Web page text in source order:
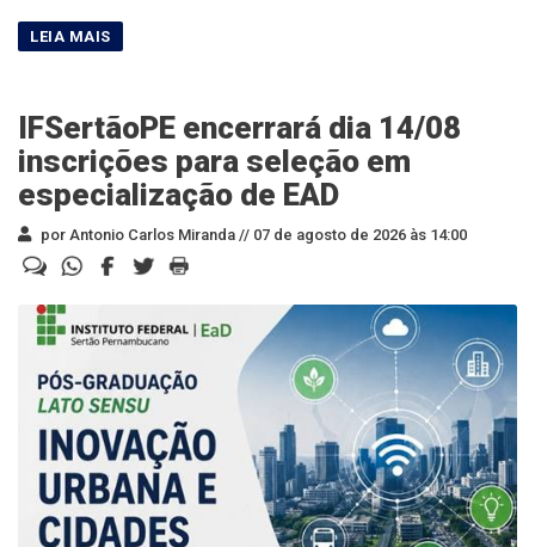
IFSertãoPE encerrará dia 14/08
inscrições para seleção em
especialização de EAD
por Antonio Carlos Miranda // 07 de agosto de 2026 às 14:00